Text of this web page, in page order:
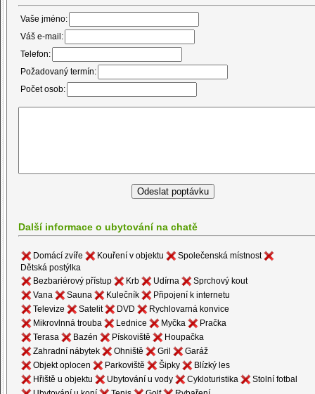
Vaše jméno:
Váš e-mail:
Telefon:
Požadovaný termín:
Počet osob:
Další informace o ubytování na chatě
Domácí zvíře Kouření v objektu
Společenská místnost
Dětská postýlka
Bezbariérový přístup
Krb Udírna
Sprchový kout
Vana
Sauna Kulečník
Připojení k internetu
Televize
Satelit DVD
Rychlovarná konvice
Mikrovlnná trouba
Lednice Myčka
Pračka
Terasa
Bazén Pískoviště
Houpačka
Zahradní nábytek
Ohniště Gril
Garáž
Objekt oplocen
Parkoviště Šipky
Blízký les
Hřiště u objektu
Ubytování u vody Cykloturistika
Stolní fotbal